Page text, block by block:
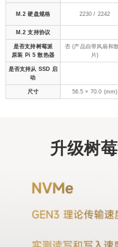
M.2 硬盘规格 2230 / 2242
M.2 支持协议
是否支持树莓派
原装 Pi 5 散热器
否 (产品自带风扇和
片)
是否支持从 SSD 启
动
尺寸 56.5 × 70.0 (mm)
升级树